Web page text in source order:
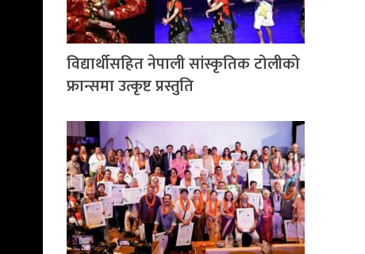
विद्यार्थीसहित नेपाली सांस्कृतिक टोलीको
फ्रान्समा उत्कृष्ट प्रस्तुति